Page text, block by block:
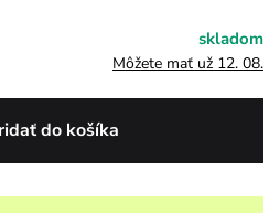
skladom
Môžete mať už 12. 08.
do košíka